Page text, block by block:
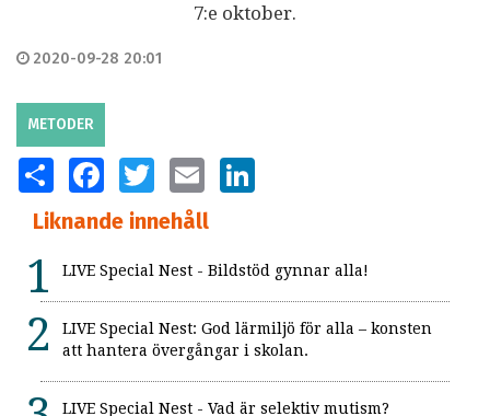
7:e oktober.
2020-09-28 20:01
METODER
SHARE FACEBOOKTWITTER EMAIL
Liknande innehåll
LIVE Special Nest - Bildstöd gynnar alla!
LIVE Special Nest: God lärmiljö för alla – konsten
att hantera övergångar i skolan.
LIVE Special Nest - Vad är selektiv mutism?